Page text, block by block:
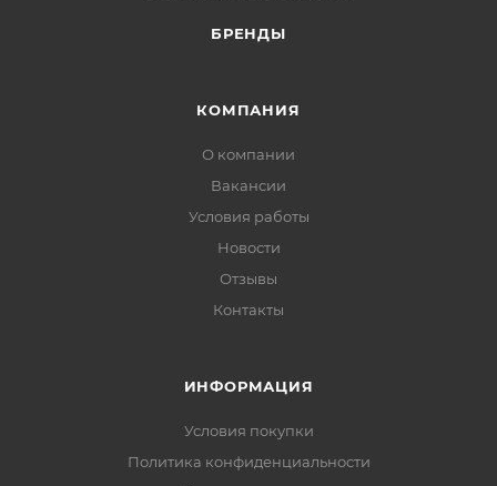
БРЕНДЫ
КОМПАНИЯ
О компании
Вакансии
Условия работы
Новости
Отзывы
Контакты
ИНФОРМАЦИЯ
Условия покупки
Политика конфиденциальности